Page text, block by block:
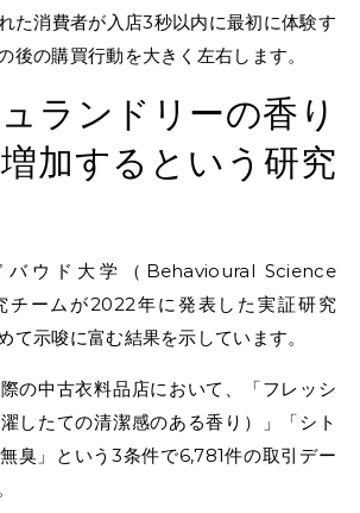
た消費者が入店3秒以内に最初に体験す
後の購買行動を大きく左右します。
ランドリーの香り
加するという研究
ウド大学（Behavioural Science
ームが2022年に発表した実証研究
て示唆に富む結果を示しています。
の中古衣料品店において、「フレッシ
したての清潔感のある香り）」「シト
臭」という3条件で6,781件の取引デー